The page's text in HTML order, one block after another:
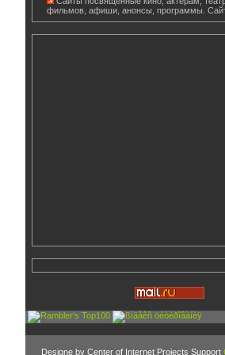
фильмов, афиши, анонсы, программы.
Designe by Center of Internet Projects Support